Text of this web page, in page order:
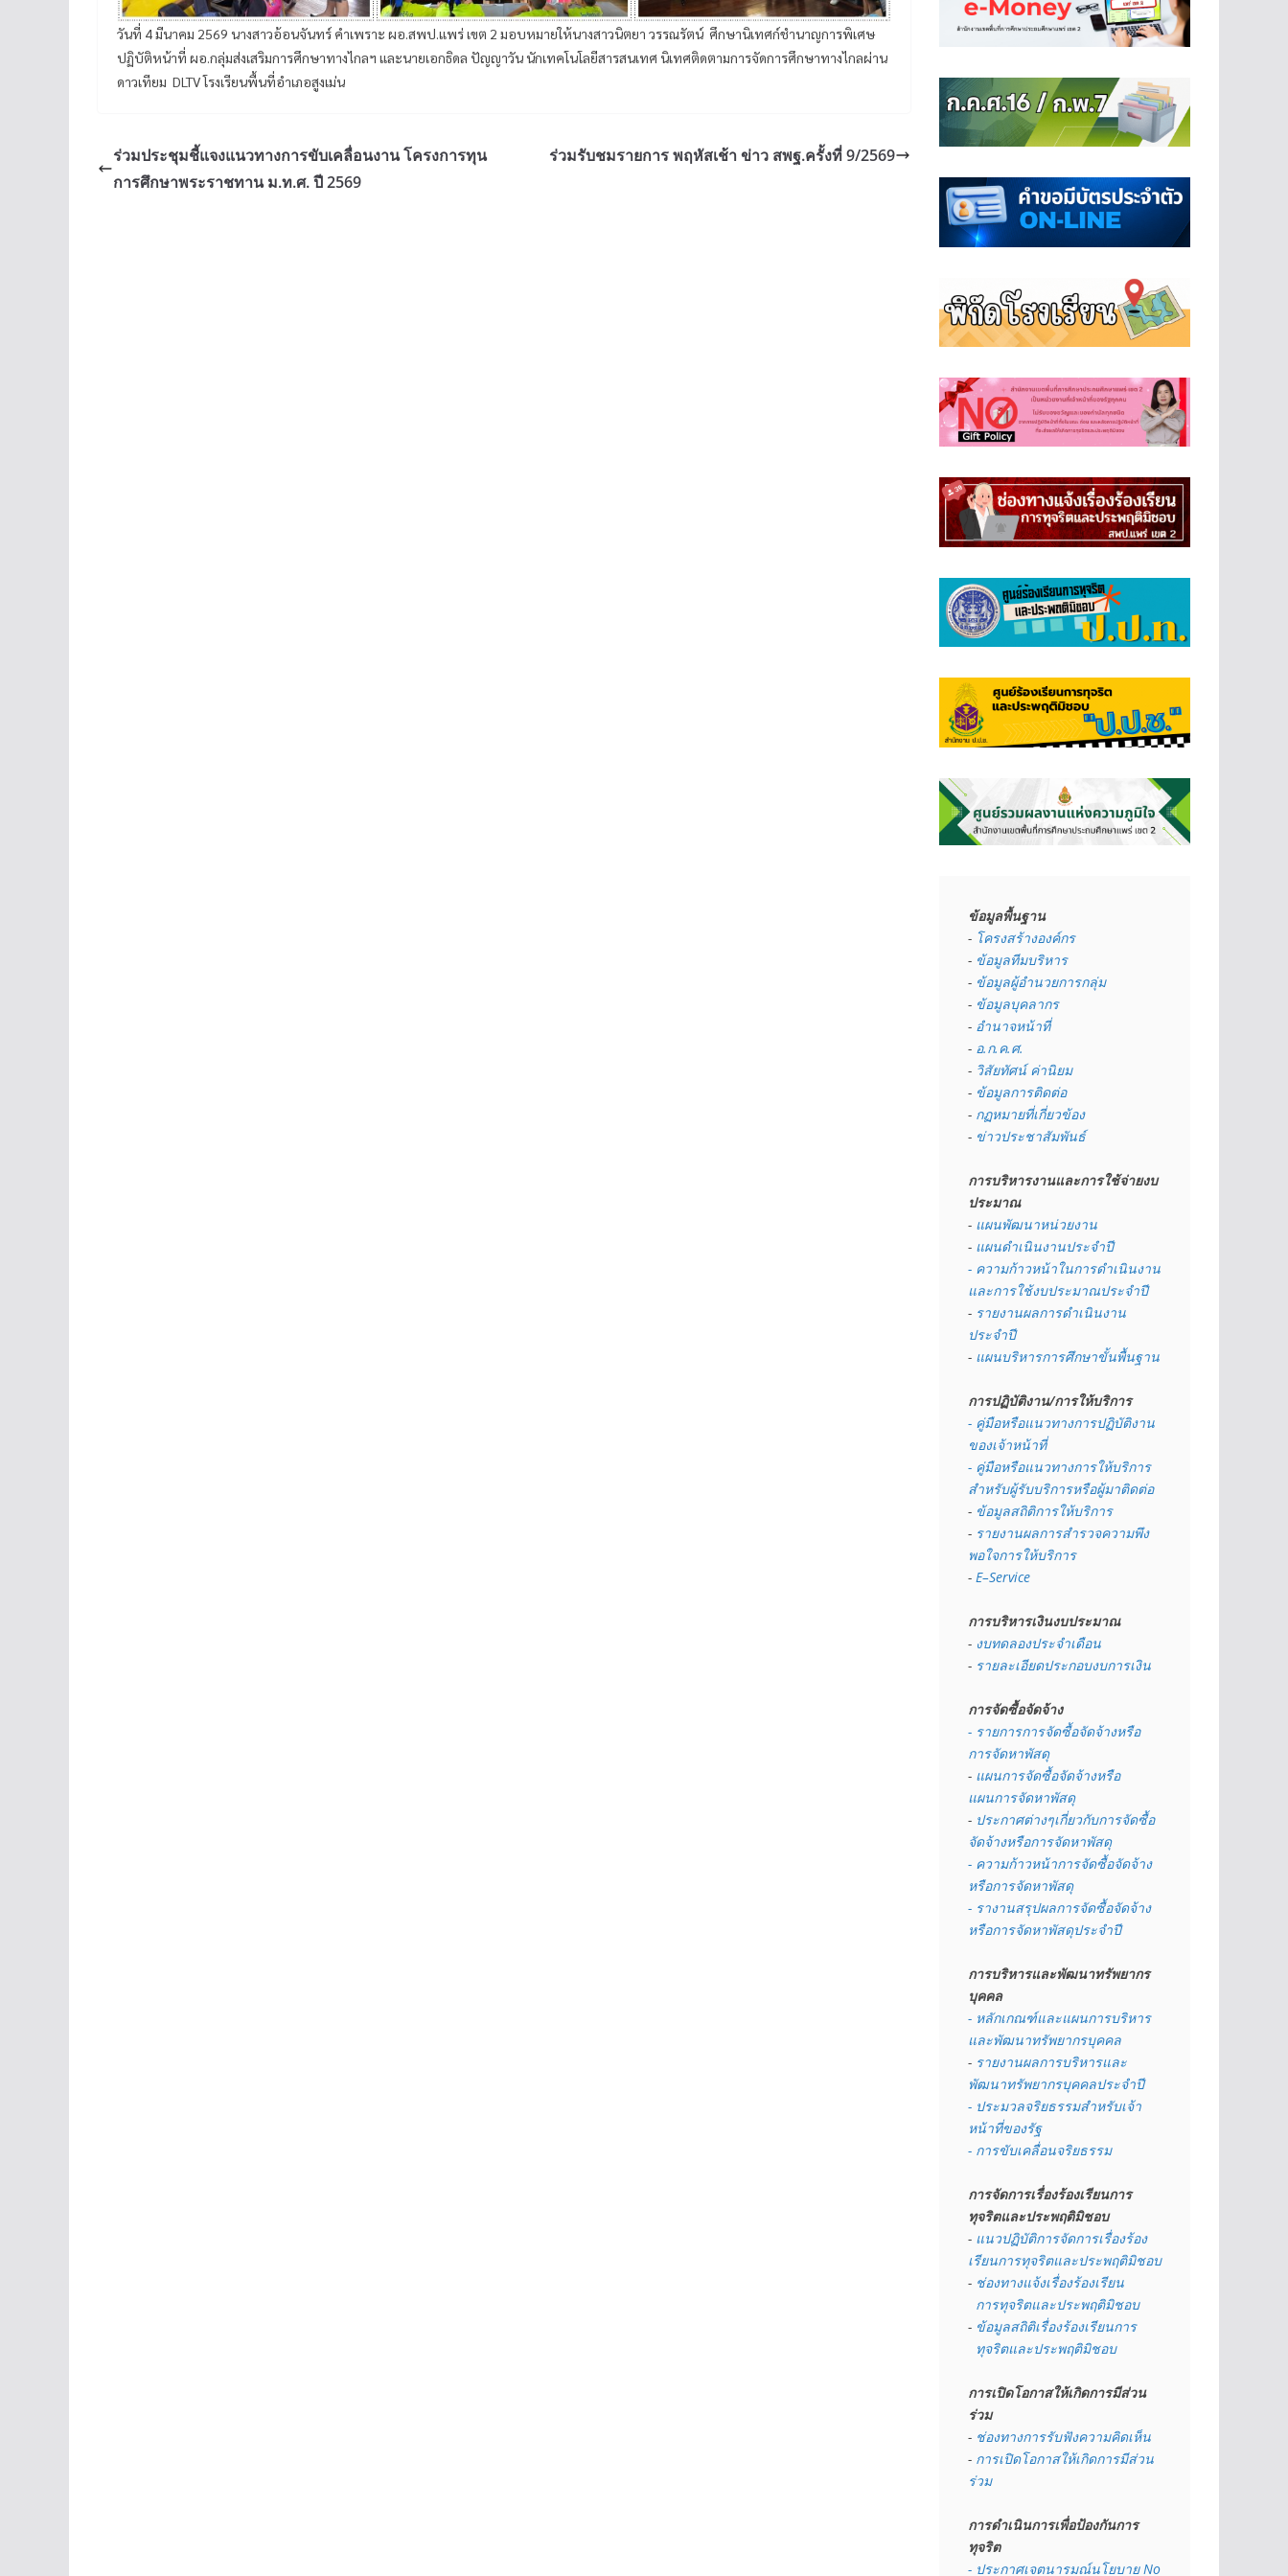
วันที่ 4 มีนาคม 2569 นางสาวอ้อนจันทร์ คำเพราะ ผอ.สพป.แพร่ เขต 2 มอบหมายให้นางสาวนิตยา วรรณรัตน์ ศึกษานิเทศก์ชำนาญการพิเศษ
ปฏิบัติหน้าที่ ผอ.กลุ่มส่งเสริมการศึกษาทางไกลฯ และนายเอกธิดล ปัญญาวัน นักเทคโนโลยีสารสนเทศ นิเทศติดตามการจัดการศึกษาทางไกลผ่าน
ดาวเทียม DLTV โรงเรียนพื้นที่อำเภอสูงเม่น
ร่วมประชุมชี้แจงแนวทางการขับเคลื่อนงาน โครงการทุน
การศึกษาพระราชทาน ม.ท.ศ. ปี 2569
ร่วมรับชมรายการ พฤหัสเช้า ข่าว สพฐ.ครั้งที่ 9/2569
ข้อมูลพื้นฐาน
- โครงสร้างองค์กร
- ข้อมูลทีมบริหาร
- ข้อมูลผู้อำนวยการกลุ่ม
- ข้อมูลบุคลากร
- อำนาจหน้าที่
- อ.ก.ค.ศ.
- วิสัยทัศน์ ค่านิยม
- ข้อมูลการติดต่อ
- กฏหมายที่เกี่ยวข้อง
- ข่าวประชาสัมพันธ์
การบริหารงานและการใช้จ่ายงบ
ประมาณ
- แผนพัฒนาหน่วยงาน
- แผนดำเนินงานประจำปี
- ความก้าวหน้าในการดำเนินงาน
และการใช้งบประมาณประจำปี
- รายงานผลการดำเนินงาน
ประจำปี
- แผนบริหารการศึกษาขั้นพื้นฐาน
การปฏิบัติงาน/การให้บริการ
- คู่มือหรือแนวทางการปฏิบัติงาน
ของเจ้าหน้าที่
- คู่มือหรือแนวทางการให้บริการ
สำหรับผู้รับบริการหรือผู้มาติดต่อ
- ข้อมูลสถิติการให้บริการ
- รายงานผลการสำรวจความพึง
พอใจการให้บริการ
- E–Service
การบริหารเงินงบประมาณ
- งบทดลองประจำเดือน
- รายละเอียดประกอบงบการเงิน
การจัดซื้อจัดจ้าง
- รายการการจัดซื้อจัดจ้างหรือ
การจัดหาพัสดุ
- แผนการจัดซื้อจัดจ้างหรือ
แผนการจัดหาพัสดุ
- ประกาศต่างๆเกี่ยวกับการจัดซื้อ
จัดจ้างหรือการจัดหาพัสดุ
- ความก้าวหน้าการจัดซื้อจัดจ้าง
หรือการจัดหาพัสดุ
- รางานสรุปผลการจัดซื้อจัดจ้าง
หรือการจัดหาพัสดุประจำปี
การบริหารและพัฒนาทรัพยากร
บุคคล
- หลักเกณฑ์และแผนการบริหาร
และพัฒนาทรัพยากรบุคคล
- รายงานผลการบริหารและ
พัฒนาทรัพยากรบุคคลประจำปี
- ประมวลจริยธรรมสำหรับเจ้า
หน้าที่ของรัฐ
- การขับเคลื่อนจริยธรรม
การจัดการเรื่องร้องเรียนการ
ทุจริตและประพฤติมิชอบ
- แนวปฏิบัติการจัดการเรื่องร้อง
เรียนการทุจริตและประพฤติมิชอบ
- ช่องทางแจ้งเรื่องร้องเรียน
  การทุจริตและประพฤติมิชอบ
- ข้อมูลสถิติเรื่องร้องเรียนการ
  ทุจริตและประพฤติมิชอบ
การเปิดโอกาสให้เกิดการมีส่วน
ร่วม
- ช่องทางการรับฟังความคิดเห็น
- การเปิดโอกาสให้เกิดการมีส่วน
ร่วม
การดำเนินการเพื่อป้องกันการ
ทุจริต
- ประกาศเจตนารมณ์นโยบาย No